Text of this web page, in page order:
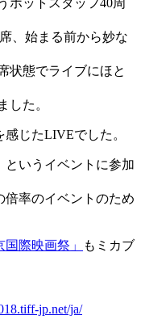
ホットスタッフ40周
、始まる前から妙な
状態でライブにほと
した。
じたLIVEでした。
というイベントに参加
率のイベントのため
国際映画祭」
もミカブ
jp.net/ja/